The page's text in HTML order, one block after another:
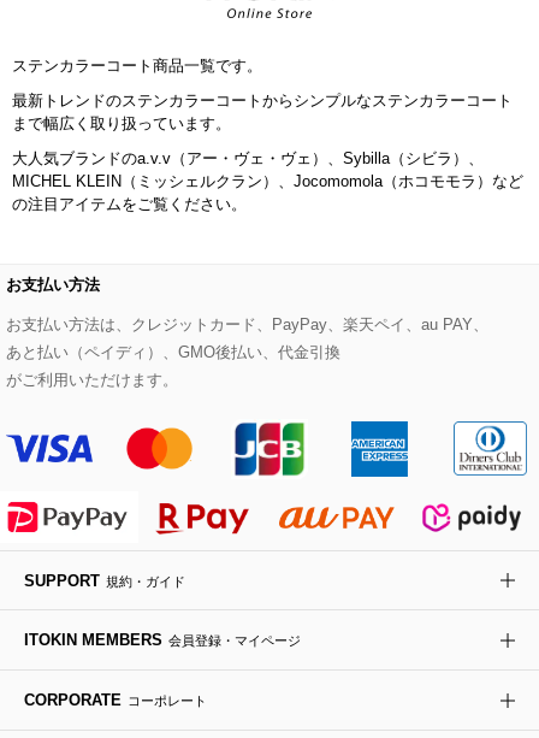
MK MICHEL KLEIN BAG
HIROKO KOSHINO
re:edition project 165
HIROKO BIS
HIROKO BIS GRANDE
セットアップワンピース
その他のジャケット・スーツ
ノーカラーコート
ライダースジャケット
デニムジャケット
その他のコート・ブルゾン
財布・名刺入れ・ケース
ハンカチ・バンダナ
手袋
ネクタイ
ポーチ
傘・日傘
レッグウェア
時計
その他のグッズ・小物
ブローチ・コサージュ
その他のアクセサリー
クラッチバッグ
バックパック・リュック
ボディバッグ・メッセンジャーバッグ
ビジネスバッグ
その他のバッグ
ブーツ・ブーティー
フラットシューズ
ローファー
サンダル・ミュール
その他のシューズ
オーキッド・胡蝶蘭
カサブランカ・カラー
ラナンキュラス
グリーン
その他のアートフラワー
ステンカラーコート商品一覧です。
最新トレンドのステンカラーコートからシンプルなステンカラーコート
まで幅広く取り扱っています。
大人気ブランドのa.v.v（アー・ヴェ・ヴェ）、Sybilla（シビラ）、
MICHEL KLEIN（ミッシェルクラン）、Jocomomola（ホコモモラ）など
の注目アイテムをご覧ください。
お支払い方法
お支払い方法は、クレジットカード、PayPay、楽天ペイ、au PAY、
あと払い（ペイディ）、GMO後払い、代金引換
がご利用いただけます。
SUPPORT 規約・ガイド
ITOKIN MEMBERS 会員登録・マイページ
CORPORATE コーポレート